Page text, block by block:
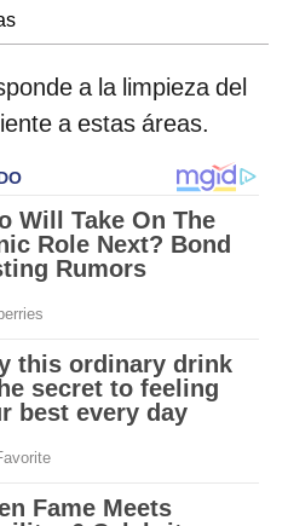
a la limpieza del
a estas áreas.